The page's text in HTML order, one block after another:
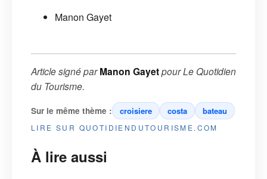
Manon Gayet
Article signé parManon GayetpourLe Quotidien
du Tourisme.
Sur le même thème : croisiere costa bateau
LIRE SUR QUOTIDIENDUTOURISME.COM
À lire aussi